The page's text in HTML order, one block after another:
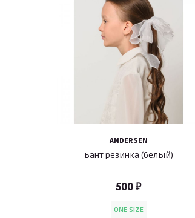
ANDERSEN
Бант резинка (белый)
500 ₽
ONE SIZE